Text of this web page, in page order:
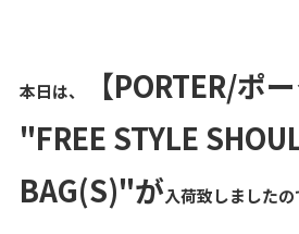
本日は、 【PORTER/ポー
"FREE STYLE
BAG(S)"が入荷致しましたの